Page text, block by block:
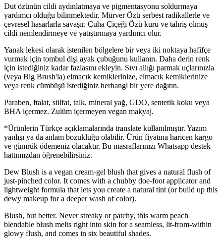
Dut özünün cildi aydınlatmaya ve pigmentasyonu soldurmaya
yardımcı olduğu bilinmektedir. Mürver Özü serbest radikallerle ve
çevresel hasarlarla savaşır. Çuha Çiçeği Özü kuru ve tahriş olmuş
cildi nemlendirmeye ve yatıştırmaya yardımcı olur.
Yanak lekesi olarak istenilen bölgelere bir veya iki noktaya hafifçe
vurmak için tombul dişi ayak çubuğunu kullanın. Daha derin renk
için istediğiniz kadar fazlasını ekleyin. Sıvı allığı parmak uçlarınızla
(veya Big Brush'la) elmacık kemiklerinize, elmacık kemiklerinize
veya renk cümbüşü istediğiniz herhangi bir yere dağıtın.
Paraben, ftalat, sülfat, talk, mineral yağ, GDO, sentetik koku veya
BHA içermez. Zulüm içermeyen vegan makyaj.
*Ürünlerin Türkçe açıklamalarında translate kullanılmıştır. Yazım
yanlışı ya da anlam bozukluğu olabilir. Ürün fiyatına haricen kargo
ve gümrük ödemeniz olacaktır. Bu masraflarınızı Whatsapp destek
hattımızdan öğrenebilirsiniz.
Dew Blush is a vegan cream-gel blush that gives a natural flush of
just-pinched color. It comes with a chubby doe-foot applicator and
lightweight formula that lets you create a natural tint (or build up this
dewy makeup for a deeper wash of color).
Blush, but better. Never streaky or patchy, this warm peach
blendable blush melts right into skin for a seamless, lit-from-within
glowy flush, and comes in six beautiful shades.